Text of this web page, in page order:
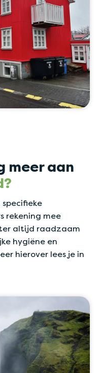
meer aan
rekening mee
altijd raadzaam
hygiëne en
hierover lees je in